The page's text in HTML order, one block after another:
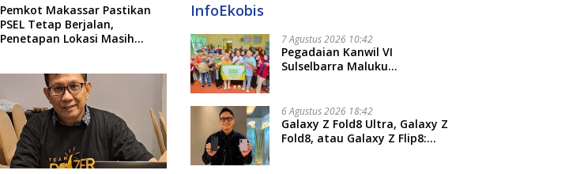
Pemkot Makassar Pastikan
PSEL Tetap Berjalan,
Penetapan Lokasi Masih
InfoEkobis
7 Agustus 2026 10:42
Pegadaian Kanwil VI
Sulselbarra Maluku
Masyarakat
6 Agustus 2026 18:42
Galaxy Z Fold8 Ultra, Galaxy Z
Fold8, atau Galaxy Z Flip8: